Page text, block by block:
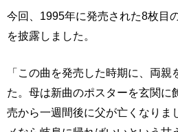
今回、1995年に発売された8枚目
を披露しました。
「この曲を発売した時期に、両親
た。母は新曲のポスターを玄関に
売から一週間後に父が亡くなりま